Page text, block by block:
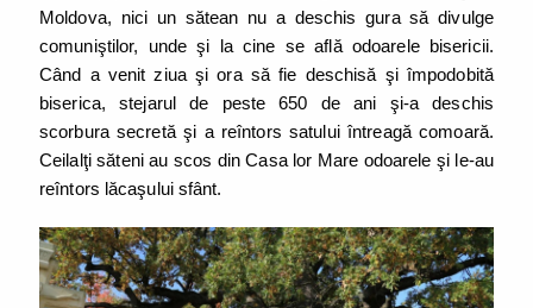
Moldova, nici un sătean nu a deschis gura să divulge
comuniştilor, unde şi la cine se află odoarele bisericii.
Când a venit ziua şi ora să fie deschisă şi împodobită
biserica, stejarul de peste 650 de ani şi-a deschis
scorbura secretă şi a reîntors satului întreagă comoară.
Ceilalţi săteni au scos din Casa lor Mare odoarele şi le-au
reîntors lăcaşului sfânt.